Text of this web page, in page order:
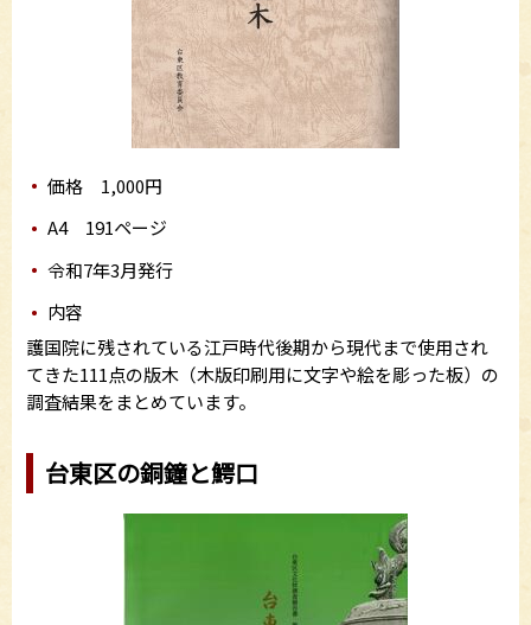
価格 1,000円
A4 191ページ
令和7年3月発行
内容
護国院に残されている江戸時代後期から現代まで使用され
てきた111点の版木（木版印刷用に文字や絵を彫った板）の
調査結果をまとめています。
台東区の銅鐘と鰐口